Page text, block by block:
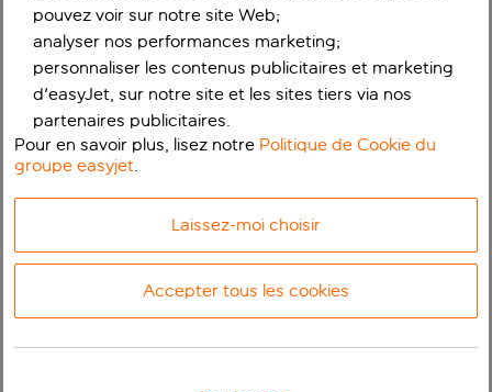
pouvez voir sur notre site Web;
analyser nos performances marketing;
personnaliser les contenus publicitaires et marketing
d'easyJet, sur notre site et les sites tiers via nos
partenaires publicitaires.
Pour en savoir plus, lisez notre Politique de Cookie du
groupe easyjet.
Laissez-moi choisir
Accepter tous les cookies